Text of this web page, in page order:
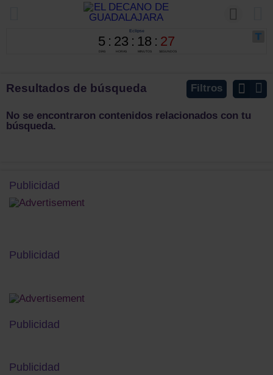
Filtros
Resultados de búsqueda
No se encontraron contenidos relacionados con tu
búsqueda.
Publicidad
Publicidad
Publicidad
Publicidad